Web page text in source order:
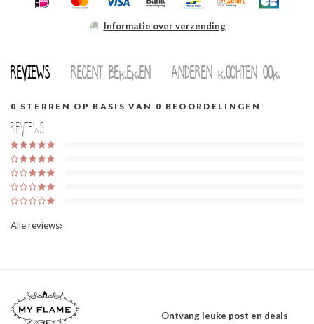
Informatie over verzending
Reviews Recent bekeken Anderen kochten ook
0 STERREN OP BASIS VAN 0 BEOORDELINGEN
Reviews
Alle reviews
Ontvang leuke post en deals